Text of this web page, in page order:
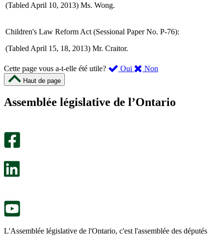
(Tabled April 10, 2013) Ms. Wong.
Children's Law Reform Act (Sessional Paper No. P-76):
(Tabled April 15, 18, 2013) Mr. Craitor.
Cette page vous a-t-elle été utile? Oui ,
été
Non
m’a
Haut de page
Assemblée législative de l’Ontario
L'Assemblée législative de l'Ontario, c'est l'assemblée des députés